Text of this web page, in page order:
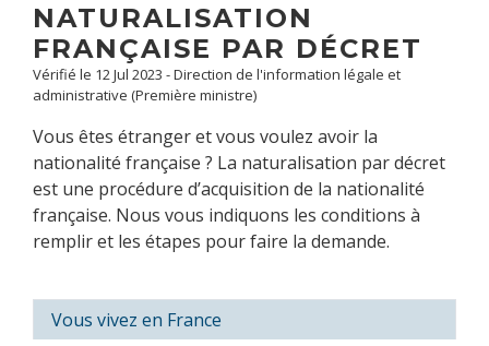
NATURALISATION
FRANÇAISE PAR DÉCRET
Vérifié le 12 Jul 2023 - Direction de l'information légale et
administrative (Première ministre)
Vous êtes étranger et vous voulez avoir la
nationalité française ? La naturalisation par décret
est une procédure d’acquisition de la nationalité
française. Nous vous indiquons les conditions à
remplir et les étapes pour faire la demande.
Vous vivez en France